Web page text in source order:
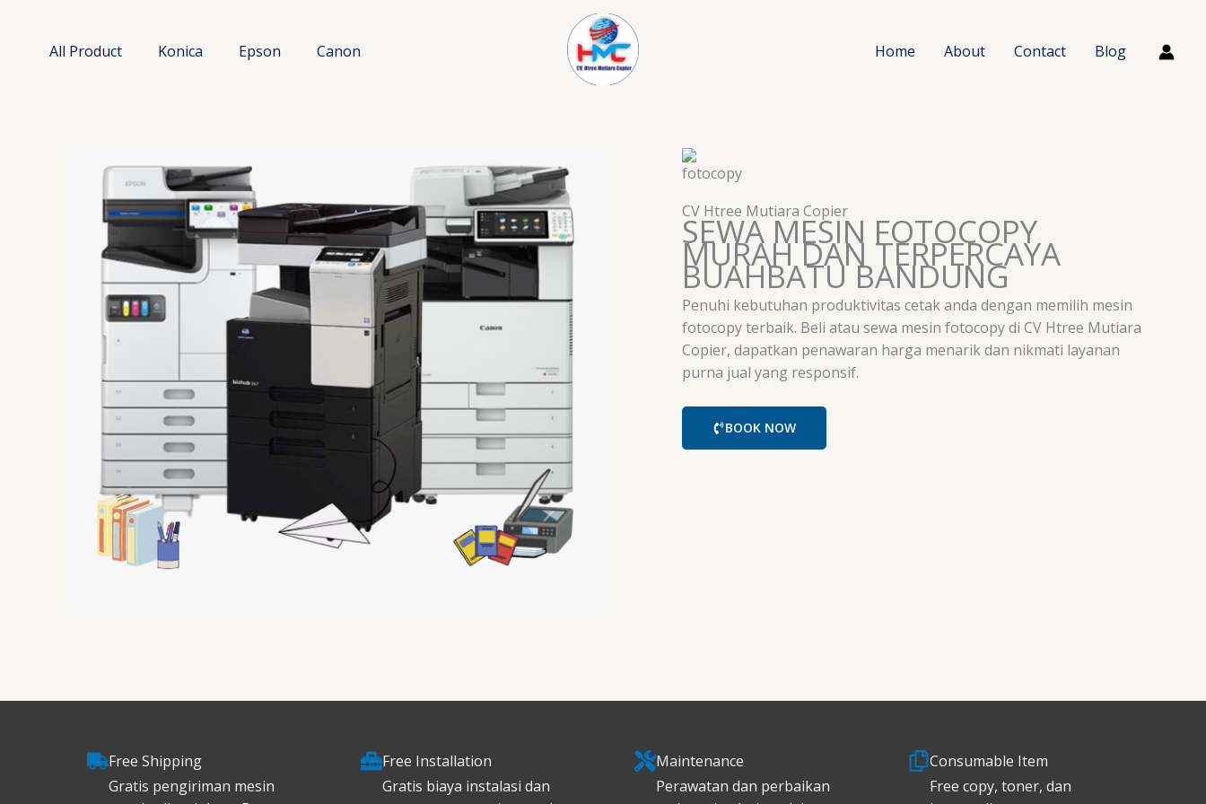
All Product Konica Epson Canon Home About Contact Blog
CV Htree Mutiara Copier
SEWA MESIN FOTOCOPY
MURAH DAN TERPERCAYA
BUAHBATU BANDUNG
Penuhi kebutuhan produktivitas cetak anda dengan memilih mesin
fotocopy terbaik. Beli atau sewa mesin fotocopy di CV Htree Mutiara
Copier, dapatkan penawaran harga menarik dan nikmati layanan
purna jual yang responsif.
BOOK NOW
Free Shipping
Gratis pengiriman mesin
Free Installation
Gratis biaya instalasi dan
Maintenance
Perawatan dan perbaikan
Consumable Item
Free copy, toner, dan